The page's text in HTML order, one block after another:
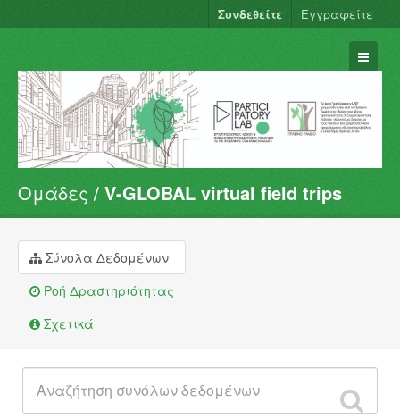
Συνδεθείτε Εγγραφείτε
Σύνολα Δεδομένων
Φορείς
Ομάδες
Σχετικά
Ομάδες V-GLOBAL virtual field trips
Σύνολα Δεδομένων
Ροή Δραστηριότητας
Σχετικά